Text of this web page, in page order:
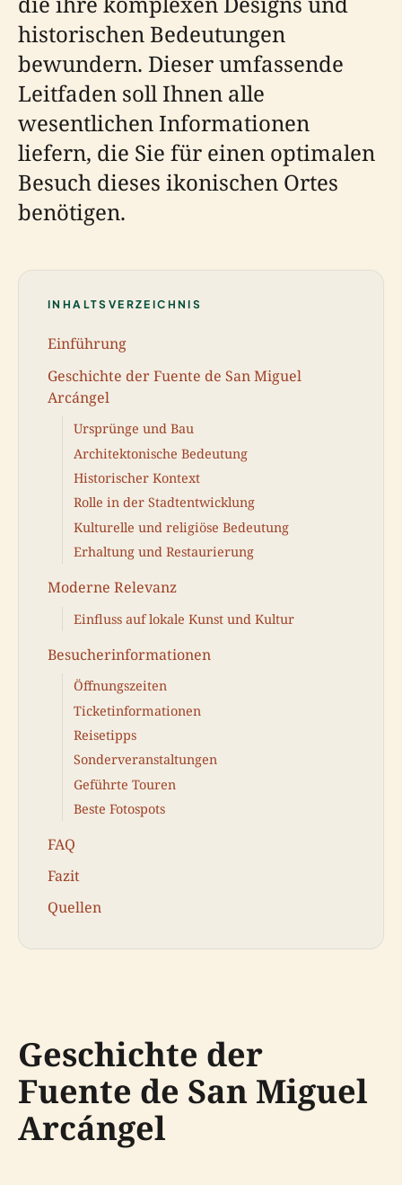
historischen Bedeutungen
bewundern. Dieser umfassende
Leitfaden soll Ihnen alle
wesentlichen Informationen
liefern, die Sie für einen optimalen
Besuch dieses ikonischen Ortes
benötigen.
INHALTSVERZEICHNIS
Einführung
Geschichte der Fuente de San Miguel
Arcángel
Ursprünge und Bau
Architektonische Bedeutung
Historischer Kontext
Rolle in der Stadtentwicklung
Kulturelle und religiöse Bedeutung
Erhaltung und Restaurierung
Moderne Relevanz
Einfluss auf lokale Kunst und Kultur
Besucherinformationen
Öffnungszeiten
Ticketinformationen
Reisetipps
Sonderveranstaltungen
Geführte Touren
Beste Fotospots
FAQ
Fazit
Quellen
Geschichte der
Fuente de San Miguel
Arcángel